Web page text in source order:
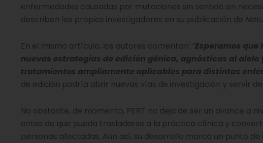
enfermedades causadas por mutaciones sin sentido sin
describen los propios investigadores en su publicación de
En el mismo artículo, los autores comentan: “Esperamos que
nuevas estrategias de edición génica, agnósticas al
tratamientos ampliamente aplicables para distintas
de edición podría abrir nuevas vías de investigación y servir
No obstante, de momento, PERT no deja de ser un avance a
antes de que pueda trasladarse a la práctica clínica y
personas afectadas. Aún así, su desarrollo marca un punto